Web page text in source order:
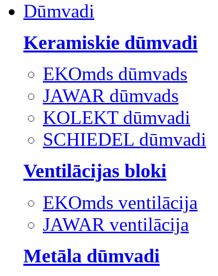
Dūmvadi
Keramiskie dūmvadi
EKOmds dūmvads
JAWAR dūmvads
KOLEKT dūmvadi
SCHIEDEL dūmvadi
Ventilācijas bloki
EKOmds ventilācija
JAWAR ventilācija
Metāla dūmvadi